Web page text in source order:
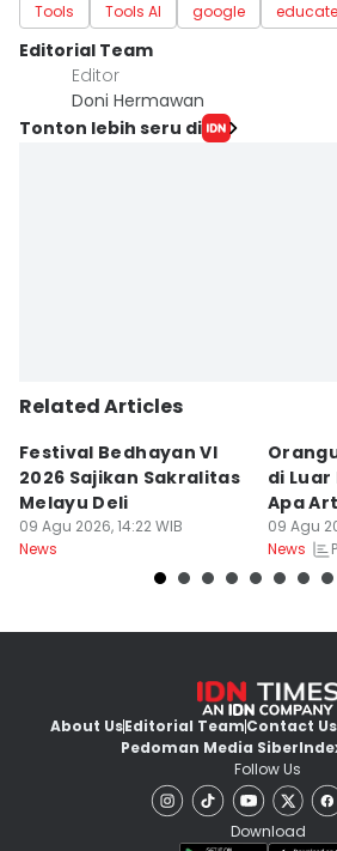
Tools Tools AI google
Editorial Team
Editor
Doni Hermawan
Tonton lebih seru di
Related Articles
Festival Bedhayan VI
2026 Sajikan Sakralitas
Melayu Deli
09 Agu 2026, 14:22 WIB
News
di
Apa
Depan
09 Agu
News
About UsEditorial TeamContact Us
Pedoman Media Siber
Follow Us
Download